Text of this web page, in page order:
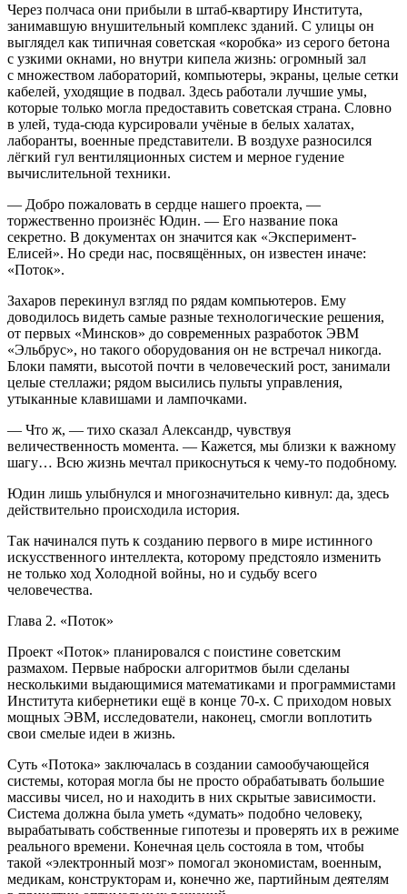
Через полчаса они прибыли в штаб-квартиру Института,
занимавшую внушительный комплекс зданий. С улицы он
выглядел как типичная советская «коробка» из серого бетона
с узкими окнами, но внутри кипела жизнь: огромный зал
с множеством лабораторий, компьютеры, экраны, целые сетки
кабелей, уходящие в подвал. Здесь работали лучшие умы,
которые только могла предоставить советская страна. Словно
в улей, туда-сюда курсировали учёные в белых халатах,
лаборанты, военные представители. В воздухе разносился
лёгкий гул вентиляционных систем и мерное гудение
вычислительной техники.
— Добро пожаловать в сердце нашего проекта, —
торжественно произнёс Юдин. — Его название пока
секретно. В документах он значится как «Эксперимент-
Елисей». Но среди нас, посвящённых, он известен иначе:
«Поток».
Захаров перекинул взгляд по рядам компьютеров. Ему
доводилось видеть самые разные технологические решения,
от первых «Минсков» до современных разработок ЭВМ
«Эльбрус», но такого оборудования он не встречал никогда.
Блоки памяти, высотой почти в человеческий рост, занимали
целые стеллажи; рядом высились пульты управления,
утыканные клавишами и лампочками.
— Что ж, — тихо сказал Александр, чувствуя
величественность момента. — Кажется, мы близки к важному
шагу… Всю жизнь мечтал прикоснуться к чему-то подобному.
Юдин лишь улыбнулся и многозначительно кивнул: да, здесь
действительно происходила история.
Так начинался путь к созданию первого в мире истинного
искусственного интеллекта, которому предстояло изменить
не только ход Холодной войны, но и судьбу всего
человечества.
Глава 2. «Поток»
Проект «Поток» планировался с поистине советским
размахом. Первые наброски алгоритмов были сделаны
несколькими выдающимися математиками и программистами
Института кибернетики ещё в конце 70-х. С приходом новых
мощных ЭВМ, исследователи, наконец, смогли воплотить
свои смелые идеи в жизнь.
Суть «Потока» заключалась в создании самообучающейся
системы, которая могла бы не просто обрабатывать большие
массивы чисел, но и находить в них скрытые зависимости.
Система должна была уметь «думать» подобно человеку,
вырабатывать собственные гипотезы и проверять их в режиме
реального времени. Конечная цель состояла в том, чтобы
такой «электронный мозг» помогал экономистам, военным,
медикам, конструкторам и, конечно же, партийным деятелям